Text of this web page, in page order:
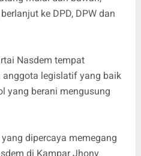
ke DPD, DPW dan
Nasdem tempat
legislatif yang baik
yang berani mengusung
dipercaya memegang
di Kampar Jhony